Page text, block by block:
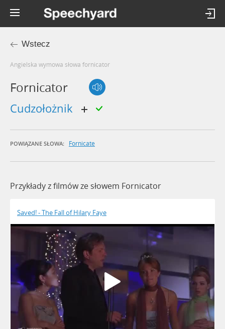
Wstecz
Angielska wymowa słowa fornicator
Fornicator
cudzołożnik
POWIĄZANE SŁOWA: Fornicate
Przykłady z filmów ze słowem Fornicator
Saved! - The Fall of Hilary Faye